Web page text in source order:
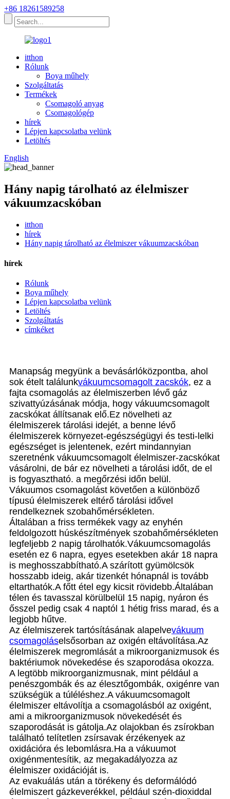
+86 18261589258
itthon
Rólunk
Boya műhely
Szolgáltatás
Termékek
Csomagoló anyag
Csomagológép
hírek
Lépjen kapcsolatba velünk
Letöltés
English
Hány napig tárolható az élelmiszer
vákuumzacskóban
itthon
hírek
Hány napig tárolható az élelmiszer vákuumzacskóban
hírek
Rólunk
Boya műhely
Lépjen kapcsolatba velünk
Letöltés
Szolgáltatás
címkéket
Manapság megyünk a bevásárlóközpontba, ahol
sok ételt találunkvákuumcsomagolt zacskók, ez a
fajta csomagolás az élelmiszerben lévő gáz
szivattyúzásának módja, hogy vákuumcsomagolt
zacskókat állítsanak elő.Ez növelheti az
élelmiszerek tárolási idejét, a benne lévő
élelmiszerek környezet-egészségügyi és testi-lelki
egészséget is jelentenek, ezért mindannyian
szeretnénk vákuumcsomagolt élelmiszer-zacskókat
vásárolni, de bár ez növelheti a tárolási időt, de el
is fogyasztható. a megőrzési időn belül.
Vákuumos csomagolást követően a különböző
típusú élelmiszerek eltérő tárolási idővel
rendelkeznek szobahőmérsékleten.
Általában a friss termékek vagy az enyhén
feldolgozott húskészítmények szobahőmérsékleten
legfeljebb 2 napig tárolhatók.Vákuumcsomagolás
esetén ez 6 napra, egyes esetekben akár 18 napra
is meghosszabbítható.A szárított gyümölcsök
hosszabb ideig, akár tizenkét hónapnál is tovább
eltarthatók.A főtt étel egy kicsit rövidebb.Általában
télen és tavasszal körülbelül 15 napig, nyáron és
ősszel pedig csak 4 naptól 1 hétig friss marad, és a
legjobb hűtve.
Az élelmiszerek tartósításának alapelvevákuum
csomagoláselsősorban az oxigén eltávolítása.Az
élelmiszerek megromlását a mikroorganizmusok és
baktériumok növekedése és szaporodása okozza.
A legtöbb mikroorganizmusnak, mint például a
penészgombák és az élesztőgombák, oxigénre van
szükségük a túléléshez.A vákuumcsomagolt
élelmiszer eltávolítja a csomagolásból az oxigént,
ami a mikroorganizmusok növekedését és
szaporodását is gátolja.Az olajokban és zsírokban
található telítetlen zsírsavak érzékenyek az
oxidációra és lebomlásra.Ha a vákuumot
oxigénmentesítik, az megakadályozza az
élelmiszer oxidációját is.
Az evakuálás után a törékeny és deformálódó
élelmiszert gázkeverékkel, például szén-dioxiddal